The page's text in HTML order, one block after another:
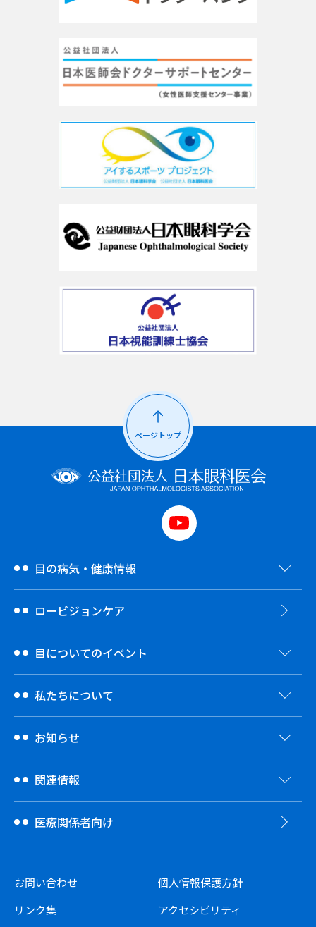
ページトップ
目の病気・健康情報
ロービジョンケア
目についてのイベント
私たちについて
お知らせ
関連情報
医療関係者向け
お問い合わせ
リンク集
個人情報保護方針
アクセシビリティ